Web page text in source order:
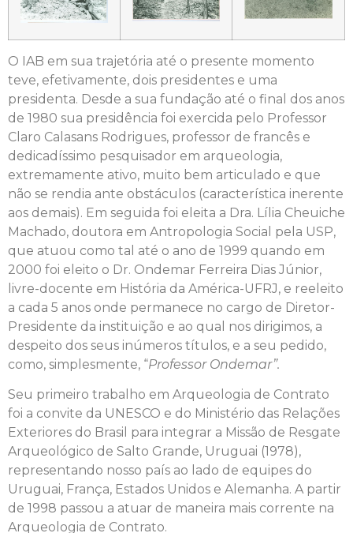
O IAB em sua trajetória até o presente momento
teve, efetivamente, dois presidentes e uma
presidenta. Desde a sua fundação até o final dos anos
de 1980 sua presidência foi exercida pelo Professor
Claro Calasans Rodrigues, professor de francês e
dedicadíssimo pesquisador em arqueologia,
extremamente ativo, muito bem articulado e que
não se rendia ante obstáculos (característica inerente
aos demais). Em seguida foi eleita a Dra. Lília Cheuiche
Machado, doutora em Antropologia Social pela USP,
que atuou como tal até o ano de 1999 quando em
2000 foi eleito o Dr. Ondemar Ferreira Dias Júnior,
livre-docente em História da América-UFRJ, e reeleito
a cada 5 anos onde permanece no cargo de Diretor-
Presidente da instituição e ao qual nos dirigimos, a
despeito dos seus inúmeros títulos, e a seu pedido,
como, simplesmente, “Professor Ondemar”.
Seu primeiro trabalho em Arqueologia de Contrato
foi a convite da UNESCO e do Ministério das Relações
Exteriores do Brasil para integrar a Missão de Resgate
Arqueológico de Salto Grande, Uruguai (1978),
representando nosso país ao lado de equipes do
Uruguai, França, Estados Unidos e Alemanha. A partir
de 1998 passou a atuar de maneira mais corrente na
Arqueologia de Contrato.